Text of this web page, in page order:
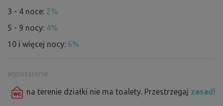
3 - 4 noce: 2%
5 - 9 nocy: 4%
10 i więcej nocy: 6%
wyposażenie
na terenie działki nie ma toalety. Przestrzegaj zasad!